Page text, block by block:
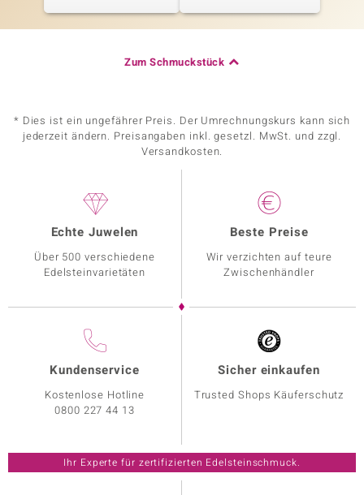
Zum Schmuckstück
* Dies ist ein ungefährer Preis. Der Umrechnungskurs kann sich
jederzeit ändern. Preisangaben inkl. gesetzl. MwSt. und zzgl.
Versandkosten.
Echte Juwelen
Über 500 verschiedene
Edelsteinvarietäten
Beste Preise
Wir verzichten auf teure
Zwischenhändler
Kundenservice
Kostenlose Hotline
0800 227 44 13
Sicher einkaufen
Trusted Shops Käuferschutz
Ihr Experte für zertifizierten Edelsteinschmuck.